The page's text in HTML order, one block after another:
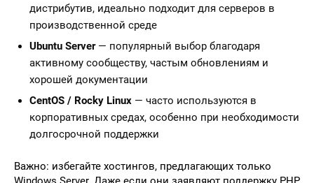
дистрибутив, идеально подходит для серверов в
производственной среде
Ubuntu Server— популярный выбор благодаря
активному сообществу, частым обновлениям и
хорошей документации
CentOS / Rocky Linux — часто используются в
корпоративных средах, особенно при необходимости
долгосрочной поддержки
Важно: избегайте хостингов, предлагающих только